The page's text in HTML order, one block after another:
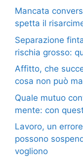
Mancata
spetta il
Separazione
rischia grosso:
Affitto, che
cosa non può
Quale mutuo
mente: con
Lavoro, un
possono
vogliono